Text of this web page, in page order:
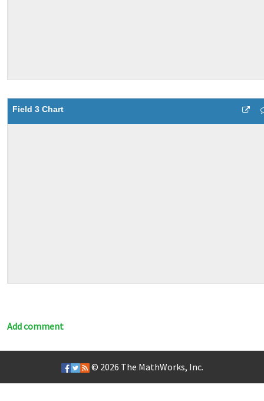
Field 3 Chart
Add comment
© 2026 The MathWorks, Inc.